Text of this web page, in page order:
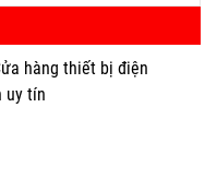
hàng thiết bị điện
uy tín